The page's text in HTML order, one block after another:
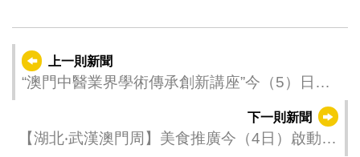
上一則新聞
“澳門中醫業界學術傳承創新講座”今（5）日起
下一則新聞
【湖北‧武漢澳門周】美食推廣今（4日）啟動